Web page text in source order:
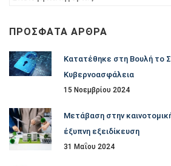
ΠΡΌΣΦΑΤΑ ΆΡΘΡΑ
Κατατέθηκε στη Βουλή το
Κυβερνοασφάλεια
15 Νοεμβρίου 2024
Μετάβαση στην
έξυπνη εξειδίκευση
31 Μαΐου 2024